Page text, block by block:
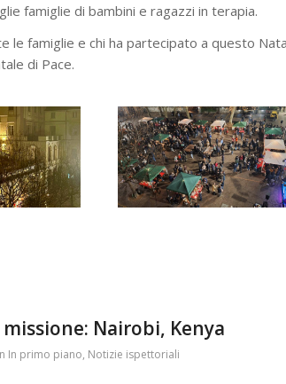
famiglie di bambini e ragazzi in terapia.
le famiglie e chi ha partecipato a questo
di Pace.
Nairobi, Kenya
In primo piano, Notizie ispettoriali